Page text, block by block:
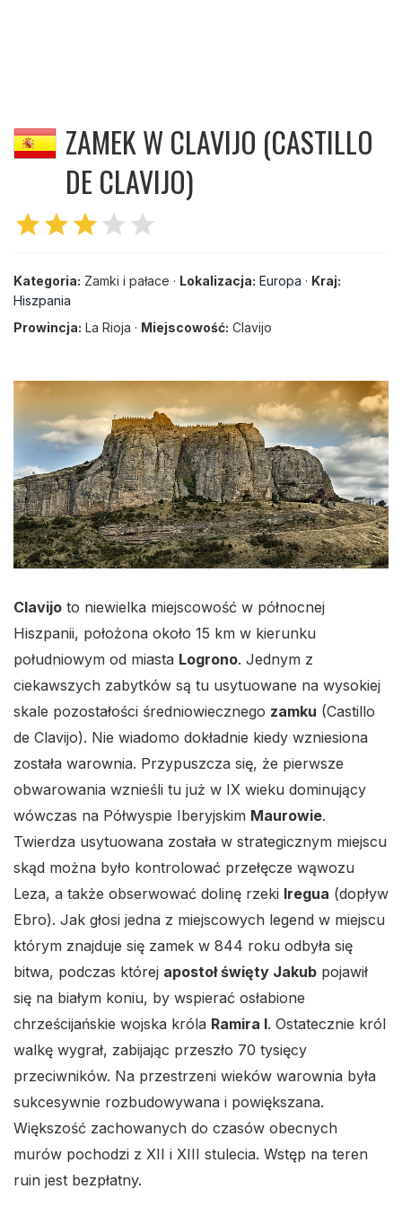
ZAMEK W CLAVIJO (CASTILLO
DE CLAVIJO)
starstarstar star star
Kategoria: Zamki i pałace · Lokalizacja: Europa · Kraj:
Hiszpania
Prowincja: La Rioja · Miejscowość: Clavijo
Clavijo to niewielka miejscowość w północnej
Hiszpanii, położona około 15 km w kierunku
południowym od miasta Logrono. Jednym z
ciekawszych zabytków są tu usytuowane na wysokiej
skale pozostałości średniowiecznego zamku (Castillo
de Clavijo). Nie wiadomo dokładnie kiedy wzniesiona
została warownia. Przypuszcza się, że pierwsze
obwarowania wznieśli tu już w IX wieku dominujący
wówczas na Półwyspie Iberyjskim Maurowie.
Twierdza usytuowana została w strategicznym miejscu
skąd można było kontrolować przełęcze wąwozu
Leza, a także obserwować dolinę rzeki Iregua (dopływ
Ebro). Jak głosi jedna z miejscowych legend w miejscu
którym znajduje się zamek w 844 roku odbyła się
bitwa, podczas której apostoł święty Jakub pojawił
się na białym koniu, by wspierać osłabione
chrześcijańskie wojska króla Ramira I. Ostatecznie król
walkę wygrał, zabijając przeszło 70 tysięcy
przeciwników. Na przestrzeni wieków warownia była
sukcesywnie rozbudowywana i powiększana.
Większość zachowanych do czasów obecnych
murów pochodzi z XII i XIII stulecia. Wstęp na teren
ruin jest bezpłatny.